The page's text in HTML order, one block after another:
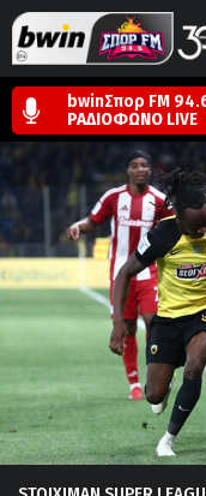
bwinΣπορ FM
ΡΑΔΙΟΦΩΝΟ LIVE